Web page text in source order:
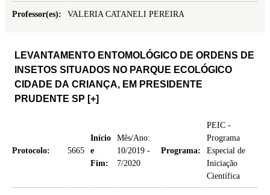
Professor(es): VALERIA CATANELI PEREIRA
LEVANTAMENTO ENTOMOLÓGICO DE ORDENS DE
INSETOS SITUADOS NO PARQUE ECOLÓGICO
CIDADE DA CRIANÇA, EM PRESIDENTE
PRUDENTE SP [+]
Protocolo: 5665
Início
e
Fim:
Mês/Ano:
10/2019 -
7/2020
Programa:
PEIC -
Programa
Especial de
Iniciação
Científica